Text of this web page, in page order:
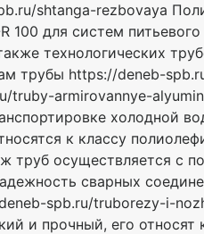
shtanga-rezbovaya
100 для систем
технологических
трубы https://deneb-
truby-armirovannye-
холодной
к классу
осуществляется с
сварных
spb.ru/truborezy-i-
и прочный, его относят